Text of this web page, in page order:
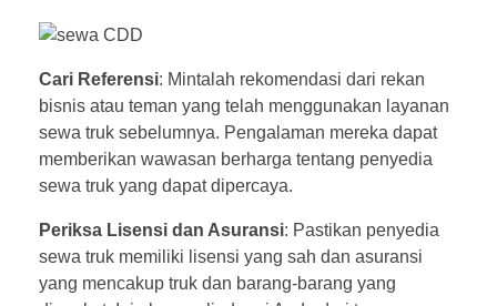
Cari Referensi: Mintalah rekomendasi dari rekan
bisnis atau teman yang telah menggunakan layanan
sewa truk sebelumnya. Pengalaman mereka dapat
memberikan wawasan berharga tentang penyedia
sewa truk yang dapat dipercaya.
Periksa Lisensi dan Asuransi: Pastikan penyedia
sewa truk memiliki lisensi yang sah dan asuransi
yang mencakup truk dan barang-barang yang